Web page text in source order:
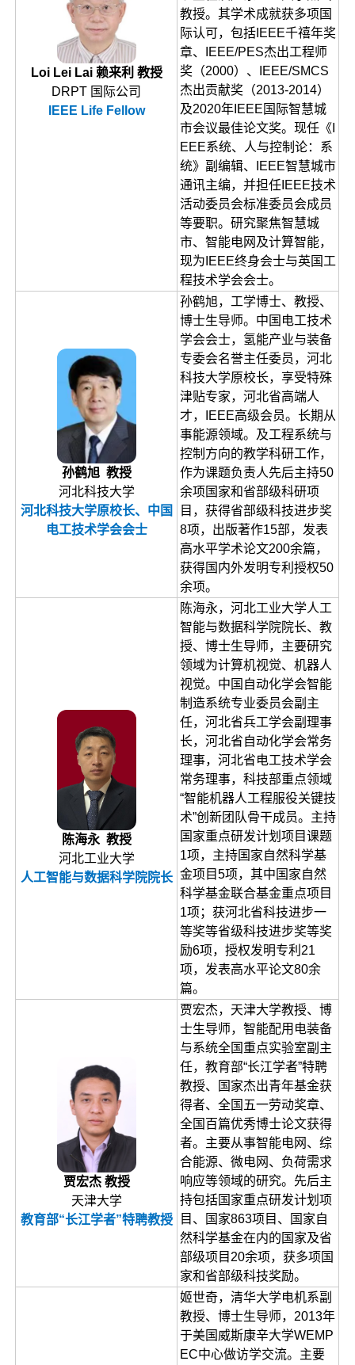
Loi Lei Lai 赖来利 教授
DRPT 国际公司
IEEE Life Fellow
教授。其学术成就获多项国
际认可，包括IEEE千禧年奖
章、IEEE/PES杰出工程师
奖（2000）、IEEE/SMCS
杰出贡献奖（2013-2014）
及2020年IEEE国际智慧城
市会议最佳论文奖。现任《I
EEE系统、人与控制论：系
统》副编辑、IEEE智慧城市
通讯主编，并担任IEEE技术
活动委员会标准委员会成员
等要职。研究聚焦智慧城
市、智能电网及计算智能，
现为IEEE终身会士与英国工
程技术学会会士。
孙鹤旭 教授
河北科技大学
河北科技大学原校长、中国
电工技术学会会士
孙鹤旭，工学博士、教授、
博士生导师。中国电工技术
学会会士，氢能产业与装备
专委会名誉主任委员，河北
科技大学原校长，享受特殊
津贴专家，河北省高端人
才，IEEE高级会员。长期从
事能源领域。及工程系统与
控制方向的教学科研工作，
作为课题负责人先后主持50
余项国家和省部级科研项
目，获得省部级科技进步奖
8项，出版著作15部，发表
高水平学术论文200余篇，
获得国内外发明专利授权50
余项。
陈海永 教授
河北工业大学
人工智能与数据科学院院长
陈海永，河北工业大学人工
智能与数据科学院院长、教
授、博士生导师，主要研究
领域为计算机视觉、机器人
视觉。中国自动化学会智能
制造系统专业委员会副主
任，河北省兵工学会副理事
长，河北省自动化学会常务
理事，河北省电工技术学会
常务理事，科技部重点领域
“智能机器人工程服役关键技
术”创新团队骨干成员。主持
国家重点研发计划项目课题
1项，主持国家自然科学基
金项目5项，其中国家自然
科学基金联合基金重点项目
1项；获河北省科技进步一
等奖等省级科技进步奖等奖
励6项，授权发明专利21
项，发表高水平论文80余
篇。
贾宏杰 教授
天津大学
教育部“长江学者”特聘教授
贾宏杰，天津大学教授、博
士生导师，智能配用电装备
与系统全国重点实验室副主
任，教育部“长江学者”特聘
教授、国家杰出青年基金获
得者、全国五一劳动奖章、
全国百篇优秀博士论文获得
者。主要从事智能电网、综
合能源、微电网、负荷需求
响应等领域的研究。先后主
持包括国家重点研发计划项
目、国家863项目、国家自
然科学基金在内的国家及省
部级项目20余项，获多项国
家和省部级科技奖励。
姬世奇，清华大学电机系副
教授、博士生导师，2013年
于美国威斯康辛大学WEMP
EC中心做访学交流。主要